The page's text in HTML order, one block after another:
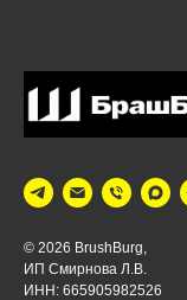
© 2026 BrushBurg,
ИП Смирнова Л.В.
ИНН: 665905982526